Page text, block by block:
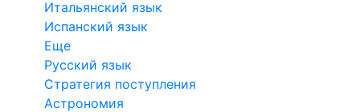
Итальянский язык
Испанский язык
Еще
Русский язык
Стратегия поступления
Астрономия